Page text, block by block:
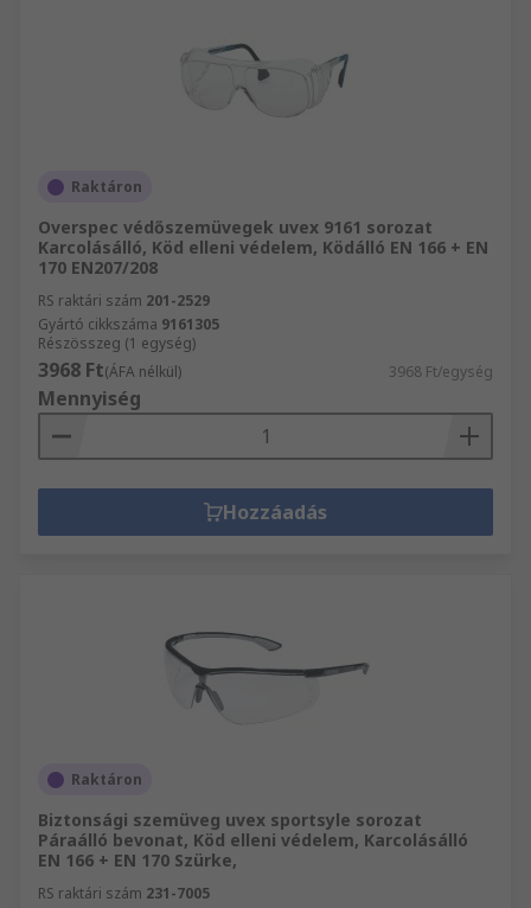
Raktáron
Overspec védőszemüvegek uvex 9161 sorozat
Karcolásálló, Köd elleni védelem, Ködálló EN 166 + EN
170 EN207/208
RS raktári szám 201-2529
Gyártó cikkszáma 9161305
Részösszeg (1 egység)
3968 Ft(ÁFA nélkül) 3968 Ft/egység
Mennyiség
Hozzáadás
Raktáron
Biztonsági szemüveg uvex sportsyle sorozat
Páraálló bevonat, Köd elleni védelem, Karcolásálló
EN 166 + EN 170 Szürke,
RS raktári szám 231-7005